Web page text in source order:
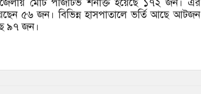
মোট পজিটিভ শনাক্ত হয়েছে ১৭২ জন। এর
৫৬ জন। বিভিন্ন হাসপাতালে ভর্তি আছে আটজন
৯৭ জন।